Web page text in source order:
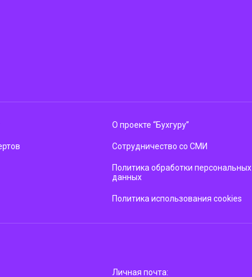
О проекте “Бухгуру”
Сотрудничество со СМИ
Политика обработки персональных
данных
Политика использования cookies
Личная почта: